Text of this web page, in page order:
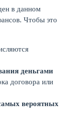
в данном
Чтобы это
деньгами
договора или
вероятных